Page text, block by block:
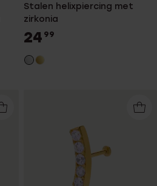
Stalen helixpiercing met
zirkonia
24 99